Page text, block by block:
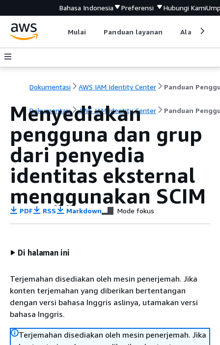
Bahasa Indonesia Preferensi Hubungi Kami
Mulai Panduan layanan Alat
Dokumentasi AWS IAM Identity Center Panduan
Dokumentasi AWS IAM Identity Center Panduan
Menyediakan
pengguna dan grup
dari penyedia
identitas eksternal
menggunakan SCIM
PDF RSS Markdown Mode fokus
Di halaman ini
Terjemahan disediakan oleh mesin penerjemah. Jika
konten terjemahan yang diberikan bertentangan
dengan versi bahasa Inggris aslinya, utamakan versi
bahasa Inggris.
Terjemahan disediakan oleh mesin penerjemah. Jika